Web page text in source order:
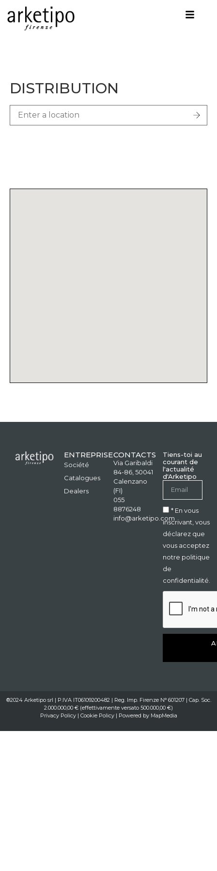
DISTRIBUTION
ENTREPRISE
Société
Catalogues
Dealers
CONTACTS
Via Garibaldi
84-86, 50041
Calenzano
(FI)
055
8876248
info@arketipo.com
Tiens-toi au
courant de
l'actualité
d'Arketipo
* En vous
inscrivant, vous
déclarez que
vous acceptez
notre politique
de
confidentialité.
®2024 Arketipo srl | P.IVA IT06109200482 | Reg. Imp. Firenze N° 601207 | Cap. Soc.
2.000.000,00 € (effettivamente versato 500.000,00 €)
Privacy Policy| Cookie Policy| Powered by MapMedia